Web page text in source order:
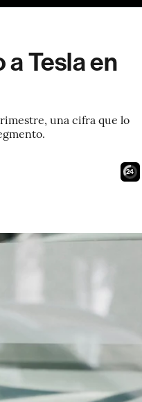
Tesla en
una cifra que lo
23